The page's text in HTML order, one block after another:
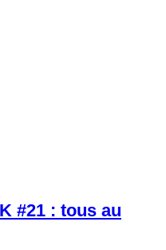
#21 : tous au